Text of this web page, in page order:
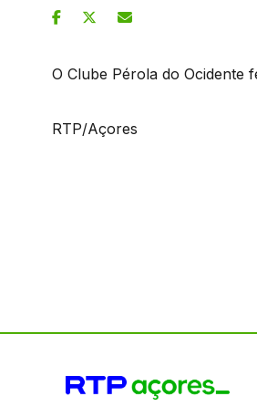
O Clube Pérola do Ocidente
RTP/Açores